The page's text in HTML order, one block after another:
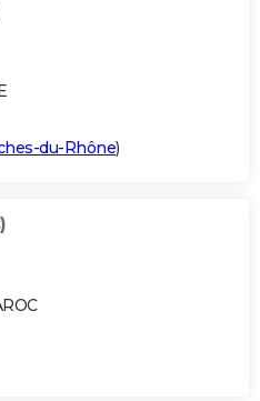
du-Rhône)